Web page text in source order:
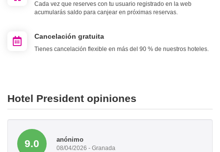
Cada vez que reserves con tu usuario registrado en la web
acumularás saldo para canjear en próximas reservas.
Cancelación gratuita
Tienes cancelación flexible en más del 90 % de nuestros hoteles.
Hotel President opiniones
9.0 anónimo
08/04/2026 - Granada